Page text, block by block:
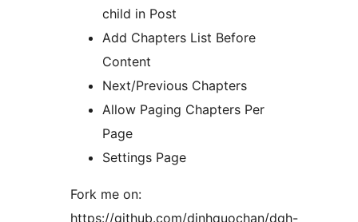
child in Post
Add Chapters List Before
Content
Next/Previous Chapters
Allow Paging Chapters Per
Page
Settings Page
Fork me on:
https://github.com/dinhquochan/dqh-